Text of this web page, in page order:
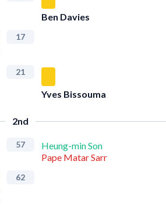
Ben Davies
17
21
Yves Bissouma
2nd
57
Heung-min Son
Pape Matar Sarr
62